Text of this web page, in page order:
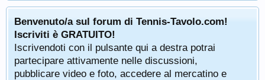
Benvenuto/a sul forum di Tennis-Tavolo.com!
Iscriviti è GRATUITO!
Iscrivendoti con il pulsante qui a destra potrai
partecipare attivamente nelle discussioni,
pubblicare video e foto, accedere al mercatino e